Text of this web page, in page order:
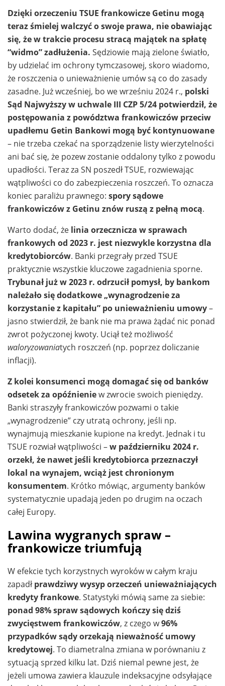
Dzięki orzeczeniu TSUE frankowicze Getinu mogą
teraz śmielej walczyć o swoje prawa, nie obawiając
się, że w trakcie procesu stracą majątek na spłatę
“widmo” zadłużenia. Sędziowie mają zielone światło,
by udzielać im ochrony tymczasowej, skoro wiadomo,
że roszczenia o unieważnienie umów są co do zasady
zasadne. Już wcześniej, bo we wrześniu 2024 r., polski
Sąd Najwyższy w uchwale III CZP 5/24 potwierdził, że
postępowania z powództwa frankowiczów przeciw
upadłemu Getin Bankowi mogą być kontynuowane
– nie trzeba czekać na sporządzenie listy wierzytelności
ani bać się, że pozew zostanie oddalony tylko z powodu
upadłości. Teraz za SN poszedł TSUE, rozwiewając
wątpliwości co do zabezpieczenia roszczeń. To oznacza
koniec paraliżu prawnego: spory sądowe
frankowiczów z Getinu znów ruszą z pełną mocą.
Warto dodać, że linia orzecznicza w sprawach
frankowych od 2023 r. jest niezwykle korzystna dla
kredytobiorców. Banki przegrały przed TSUE
praktycznie wszystkie kluczowe zagadnienia sporne.
Trybunał już w 2023 r. odrzucił pomysł, by bankom
należało się dodatkowe „wynagrodzenie za
korzystanie z kapitału” po unieważnieniu umowy–
jasno stwierdził, że bank nie ma prawa żądać nic ponad
zwrot pożyczonej kwoty. Uciął też możliwość
waloryzowaniatych roszczeń (np. poprzez doliczanie
inflacji).
Z kolei konsumenci mogą domagać się od banków
odsetek za opóźnieniew zwrocie swoich pieniędzy.
Banki straszyły frankowiczów pozwami o takie
„wynagrodzenie” czy utratą ochrony, jeśli np.
wynajmują mieszkanie kupione na kredyt. Jednak i tu
TSUE rozwiał wątpliwości –w październiku 2024 r.
orzekł, że nawet jeśli kredytobiorca przeznaczył
lokal na wynajem, wciąż jest chronionym
konsumentem. Krótko mówiąc, argumenty banków
systematycznie upadają jeden po drugim na oczach
całej Europy.
Lawina wygranych spraw –
frankowicze triumfują
W efekcie tych korzystnych wyroków w całym kraju
zapadł prawdziwy wysyp orzeczeń unieważniających
kredyty frankowe. Statystyki mówią same za siebie:
ponad 98% spraw sądowych kończy się dziś
zwycięstwem frankowiczów, z czego w96%
przypadków sądy orzekają nieważność umowy
kredytowej. To diametralna zmiana w porównaniu z
sytuacją sprzed kilku lat. Dziś niemal pewne jest, że
jeżeli umowa zawiera klauzule indeksacyjne odsyłające